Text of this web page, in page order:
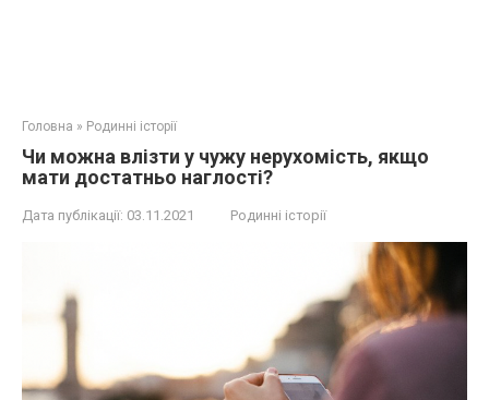
Головна » Родинні історії
Чи можна влізти у чужу нерухомість, якщо
мати достатньо наглості?
Дата публікації: 03.11.2021 Родинні історії